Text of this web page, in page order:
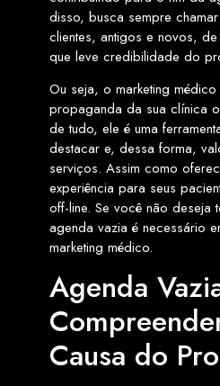
disso, busca sempre
clientes, antigos e novos,
que leve credibilidade do
Ou seja, o marketing
propaganda da sua clínica
de tudo, ele é uma
destacar e, dessa forma,
serviços. Assim como
experiência para seus
off-line. Se você não deseja
agenda vazia é necessário
marketing médico.
Agenda
Causa do